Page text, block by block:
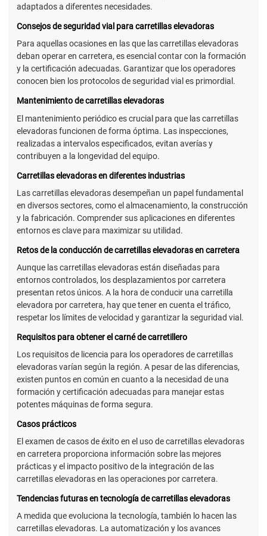
adaptados a diferentes necesidades.
Consejos de seguridad vial para carretillas elevadoras
Para aquellas ocasiones en las que las carretillas elevadoras
deban operar en carretera, es esencial contar con la formación
y la certificación adecuadas. Garantizar que los operadores
conocen bien los protocolos de seguridad vial es primordial.
Mantenimiento de carretillas elevadoras
El mantenimiento periódico es crucial para que las carretillas
elevadoras funcionen de forma óptima. Las inspecciones,
realizadas a intervalos especificados, evitan averías y
contribuyen a la longevidad del equipo.
Carretillas elevadoras en diferentes industrias
Las carretillas elevadoras desempeñan un papel fundamental
en diversos sectores, como el almacenamiento, la construcción
y la fabricación. Comprender sus aplicaciones en diferentes
entornos es clave para maximizar su utilidad.
Retos de la conducción de carretillas elevadoras en carretera
Aunque las carretillas elevadoras están diseñadas para
entornos controlados, los desplazamientos por carretera
presentan retos únicos. A la hora de conducir una carretilla
elevadora por carretera, hay que tener en cuenta el tráfico,
respetar los límites de velocidad y garantizar la seguridad vial.
Requisitos para obtener el carné de carretillero
Los requisitos de licencia para los operadores de carretillas
elevadoras varían según la región. A pesar de las diferencias,
existen puntos en común en cuanto a la necesidad de una
formación y certificación adecuadas para manejar estas
potentes máquinas de forma segura.
Casos prácticos
El examen de casos de éxito en el uso de carretillas elevadoras
en carretera proporciona información sobre las mejores
prácticas y el impacto positivo de la integración de las
carretillas elevadoras en las operaciones por carretera.
Tendencias futuras en tecnología de carretillas elevadoras
A medida que evoluciona la tecnología, también lo hacen las
carretillas elevadoras. La automatización y los avances